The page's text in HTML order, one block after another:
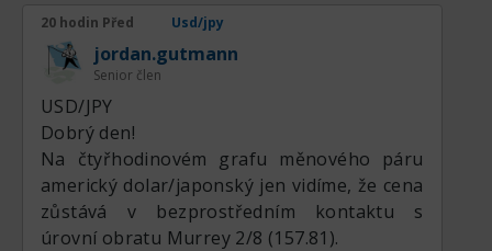
20 hodin Před Usd/jpy
jordan.gutmann
Senior člen
USD/JPY
Dobrý den!
Na čtyřhodinovém grafu měnového páru
americký dolar/japonský jen vidíme, že cena
zůstává v bezprostředním kontaktu s
úrovní obratu Murrey 2/8 (157.81).